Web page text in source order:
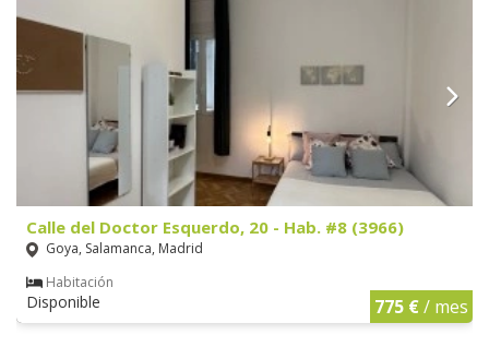
Calle del Doctor Esquerdo, 20 - Hab. #8 (3966)
Goya, Salamanca, Madrid
Habitación
Disponible 775 €/ mes